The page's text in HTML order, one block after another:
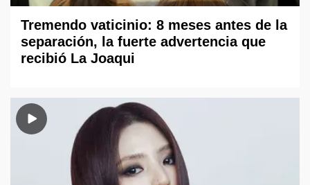
Tremendo vaticinio: 8 meses antes de la
separación, la fuerte advertencia que
recibió La Joaqui